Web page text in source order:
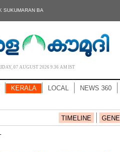
SUKUMARAN BA
07 AUGUST 2026 9.36 AM IST
KERALA LOCAL NEWS 360
TIMELINE